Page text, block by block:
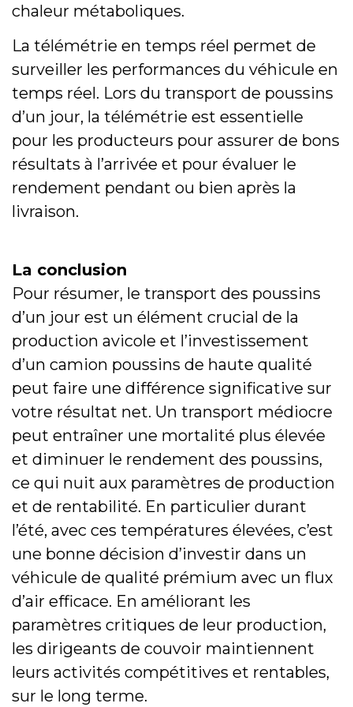
chaleur métaboliques.
La télémétrie en temps réel permet de
surveiller les performances du véhicule en
temps réel. Lors du transport de poussins
d’un jour, la télémétrie est essentielle
pour les producteurs pour assurer de bons
résultats à l’arrivée et pour évaluer le
rendement pendant ou bien après la
livraison.
La conclusion
Pour résumer, le transport des poussins
d’un jour est un élément crucial de la
production avicole et l’investissement
d’un camion poussins de haute qualité
peut faire une différence significative sur
votre résultat net. Un transport médiocre
peut entraîner une mortalité plus élevée
et diminuer le rendement des poussins,
ce qui nuit aux paramètres de production
et de rentabilité. En particulier durant
l’été, avec ces températures élevées, c’est
une bonne décision d’investir dans un
véhicule de qualité prémium avec un flux
d’air efficace. En améliorant les
paramètres critiques de leur production,
les dirigeants de couvoir maintiennent
leurs activités compétitives et rentables,
sur le long terme.